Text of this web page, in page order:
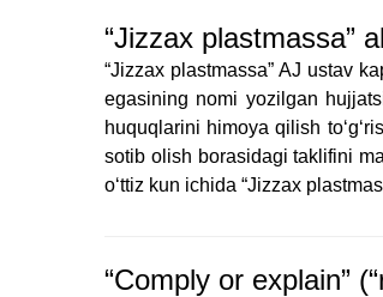
“Jizzax plastmassa”
“Jizzax plastmassa” AJ ustav
egasining nomi yozilgan
huquqlarini himoya qilish
sotib olish borasidagi taklifini
o‘ttiz kun ichida “Jizzax
“Comply or explain”